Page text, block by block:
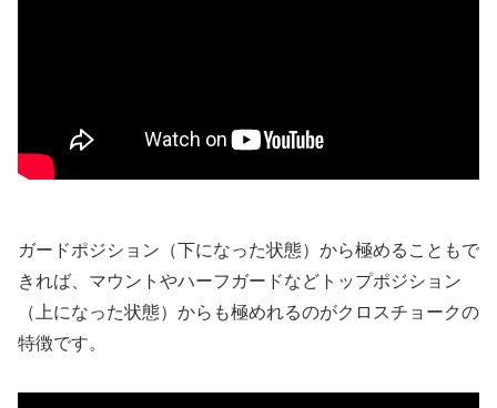
ガードポジション（下になった状態）から極めることもで
きれば、マウントやハーフガードなどトップポジション
（上になった状態）からも極めれるのがクロスチョークの
特徴です。